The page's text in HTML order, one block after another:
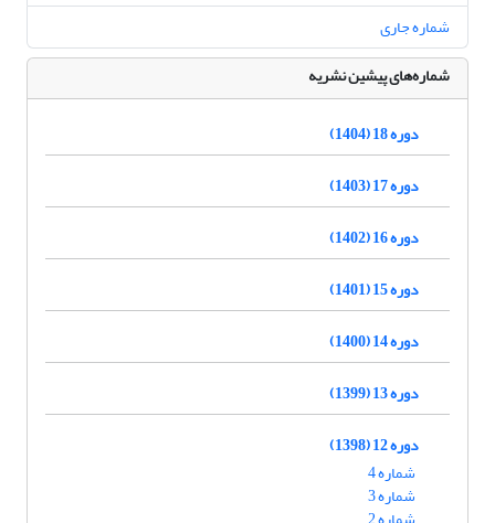
شماره جاری
شماره‌های پیشین نشریه
دوره 18 (1404)
دوره 17 (1403)
دوره 16 (1402)
دوره 15 (1401)
دوره 14 (1400)
دوره 13 (1399)
دوره 12 (1398)
شماره 4
شماره 3